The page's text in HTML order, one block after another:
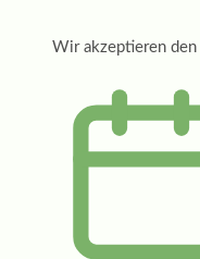
Wir akzeptieren den